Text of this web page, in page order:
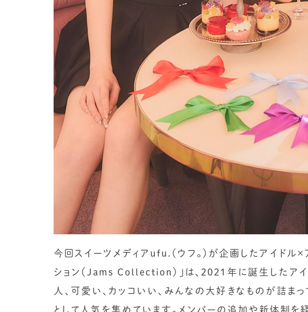
今回スイーツメディアufu.（ウフ。）が企画したアイドル×
ション（Jams Collection）」は、2021年に誕生したアイ
人、可愛い、カッコいい、みんなの大好きなものが詰ま
として人気を集めています。メンバーの追加や新体制を